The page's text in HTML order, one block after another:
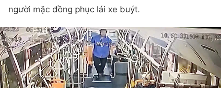
người mặc đồng phục lái xe buýt.